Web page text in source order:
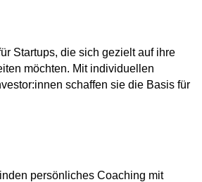
Startups, die sich gezielt auf ihre
möchten. Mit individuellen
schaffen sie die Basis für
persönliches Coaching mit